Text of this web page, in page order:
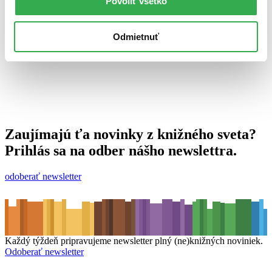
Odmietnuť
Zaujímajú ťa novinky z knižného sveta?
Prihlás sa na odber nášho newslettra.
odoberať newsletter
Každý týždeň pripravujeme newsletter plný (ne)knižných noviniek.
Odoberať newsletter